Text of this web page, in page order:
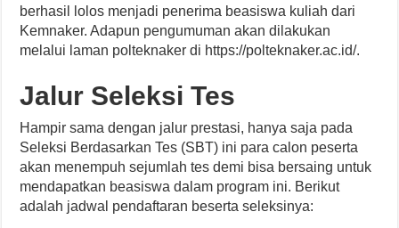
berhasil lolos menjadi penerima beasiswa kuliah dari
Kemnaker. Adapun pengumuman akan dilakukan
melalui laman polteknaker di https://polteknaker.ac.id/.
Jalur Seleksi Tes
Hampir sama dengan jalur prestasi, hanya saja pada
Seleksi Berdasarkan Tes (SBT) ini para calon peserta
akan menempuh sejumlah tes demi bisa bersaing untuk
mendapatkan beasiswa dalam program ini. Berikut
adalah jadwal pendaftaran beserta seleksinya: